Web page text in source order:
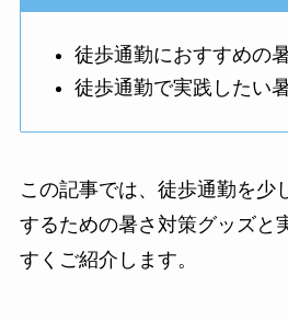
徒歩通勤におすすめの
徒歩通勤で実践したい
この記事では、徒歩通勤を少
するための暑さ対策グッズと
すくご紹介します。